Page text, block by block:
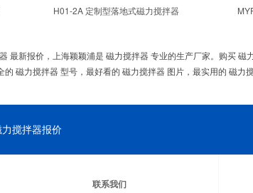
H01-2A 定制型落地式磁力搅拌器
最新报价，上海颖颖浦是 磁力搅拌器 专业的生产厂家。购买
磁力搅拌器 型号，最好看的 磁力搅拌器 图片，最实用的 磁力搅
搅拌器报价
联系我们